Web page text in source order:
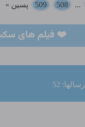
...
508
509 پسین »
❤️ فیلم های
ارسالها: 52